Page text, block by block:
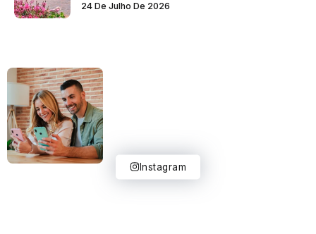
24 De Julho De 2026
Instagram